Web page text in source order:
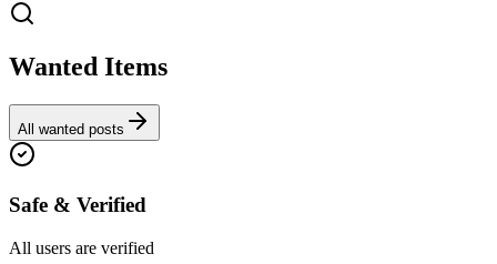
Wanted Items
All wanted posts
Safe & Verified
All users are verified